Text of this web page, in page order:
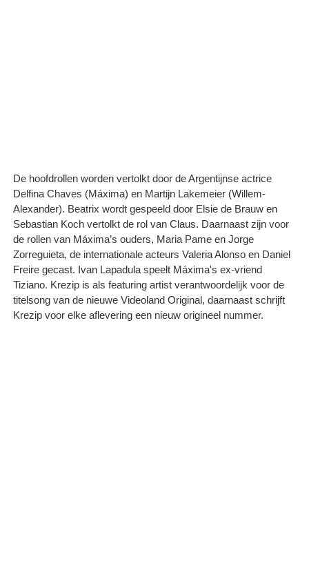
De hoofdrollen worden vertolkt door de Argentijnse actrice
Delfina Chaves (Máxima) en Martijn Lakemeier (Willem-
Alexander). Beatrix wordt gespeeld door Elsie de Brauw en
Sebastian Koch vertolkt de rol van Claus. Daarnaast zijn voor
de rollen van Máxima’s ouders, Maria Pame en Jorge
Zorreguieta, de internationale acteurs Valeria Alonso en Daniel
Freire gecast. Ivan Lapadula speelt Máxima's ex-vriend
Tiziano. Krezip is als featuring artist verantwoordelijk voor de
titelsong van de nieuwe Videoland Original, daarnaast schrijft
Krezip voor elke aflevering een nieuw origineel nummer.